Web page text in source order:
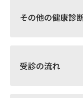
その他の健康診
受診の流れ